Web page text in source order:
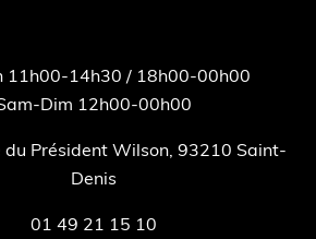
11h00-14h30 / 18h00-00h00
Dim 12h00-00h00
du Président Wilson, 93210 Saint-
Denis
01 49 21 15 10